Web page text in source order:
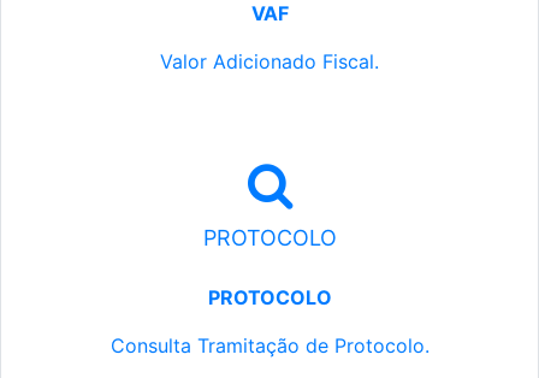
VAF
Valor Adicionado Fiscal.
PROTOCOLO
PROTOCOLO
Consulta Tramitação de Protocolo.